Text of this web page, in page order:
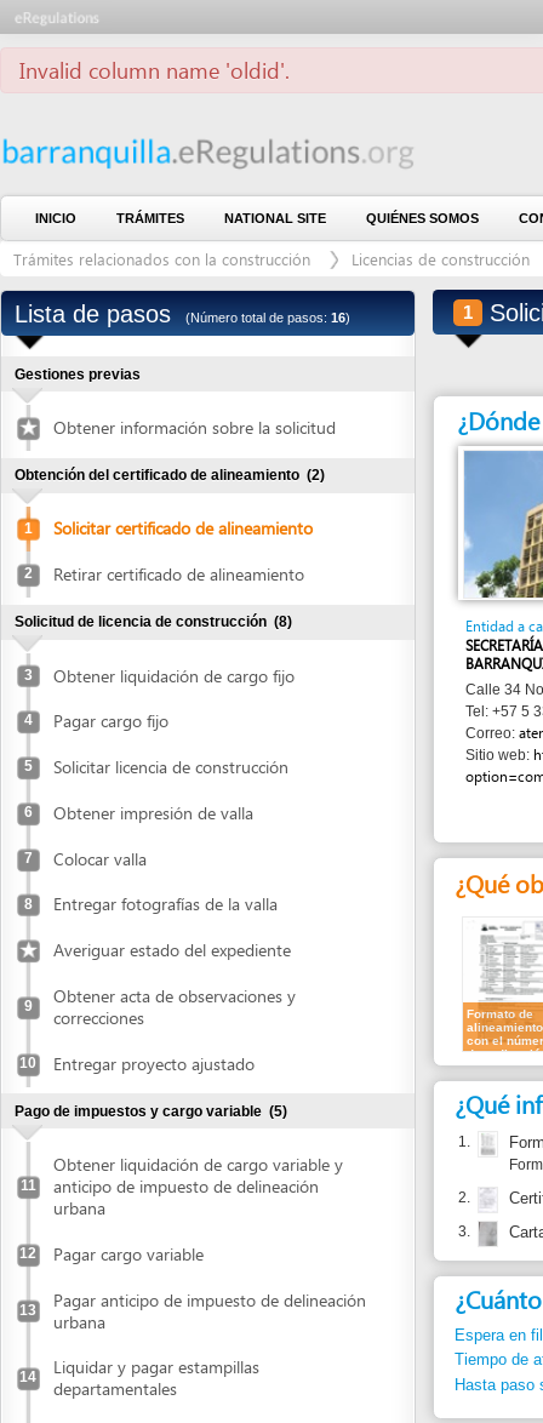
Invalid column name 'oldid'.
INICIO TRÁMITES NATIONAL SITE QUIÉNES SOMOS
Lista de pasos (Número total de pasos:16)
Gestiones previas
Obtener información sobre la solicitud
Obtención del certificado de alineamiento(2)
1 Solicitar certificado de alineamiento
2 Retirar certificado de alineamiento
Solicitud de licencia de construcción
3 Obtener liquidación de cargo fijo
4
6
7 Colocar valla
8 Entregar fotografías de la valla
Averiguar estado del expediente
9
Obtener acta de observaciones y
10 Entregar proyecto ajustado
Pago de impuestos y cargo variable
11
Obtener liquidación de cargo variable y
anticipo de impuesto de delineación
12
13
Pagar anticipo de impuesto de delineación
urbana
14 departamentales
15 Entregar recibos de pagos
16
Retirar copia de la licencia
Solicitar
Entidad a cargo
SECRETARÍA DE
BARRANQUILLA
Calle 34 No. 43 -
Tel: +57 5 339 9200
Correo:
Sitio web:http://
Formato de
alineamiento
con el número
de radicación
¿Qué
Formato
Carta
¿Cuánto
Espera en fila:
Tiempo de atención:
Hasta paso
¿Qué
Decreto
Artículo 509